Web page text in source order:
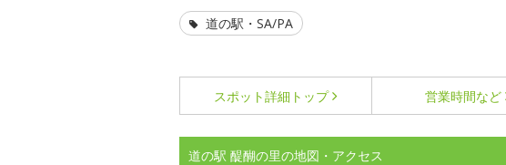
道の駅・SA/PA
スポット詳細 トップ 営業時間など
道の駅 醍醐の里の地図・アクセス